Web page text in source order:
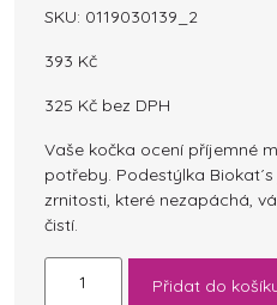
SKU: 0119030139_2
393 Kč
325 Kč bez DPH
Vaše kočka ocení příjemné
potřeby. Podestýlka
zrnitosti, které nezapáchá,
čistí.
Biokat's
Přidat do